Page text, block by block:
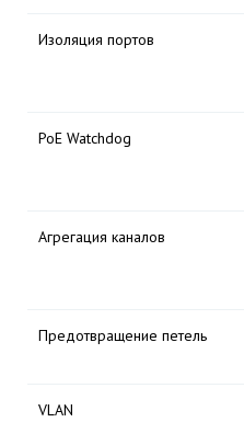
Изоляция портов
PoE Watchdog
Агрегация каналов
Предотвращение петель
VLAN